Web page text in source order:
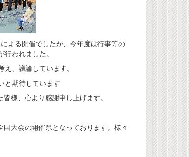
よる開催でしたが、今年度は行事等の
われました。
、議論しています。
と期待しています
様、心より感謝申し上げます。
大会の開催県となっております。様々